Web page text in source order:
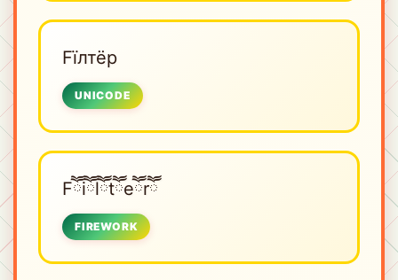
Fїлтёр
UNICODE
Fཽiཽlཽtཽeཽrཽ
FIREWORK